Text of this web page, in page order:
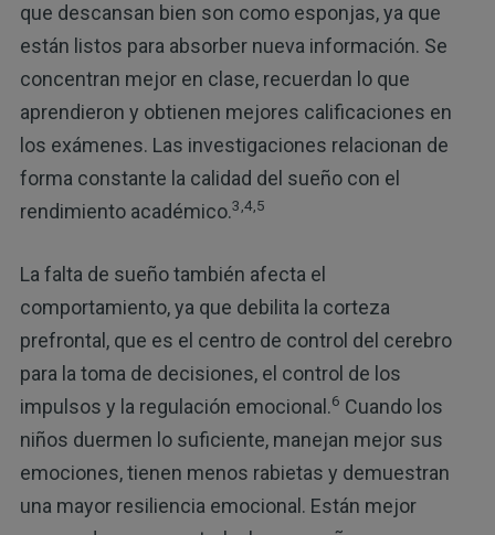
que descansan bien son como esponjas, ya que
están listos para absorber nueva información. Se
concentran mejor en clase, recuerdan lo que
aprendieron y obtienen mejores calificaciones en
los exámenes. Las investigaciones relacionan de
forma constante la calidad del sueño con el
rendimiento académico.3,4,5
La falta de sueño también afecta el
comportamiento, ya que debilita la corteza
prefrontal, que es el centro de control del cerebro
para la toma de decisiones, el control de los
impulsos y la regulación emocional.6 Cuando los
niños duermen lo suficiente, manejan mejor sus
emociones, tienen menos rabietas y demuestran
una mayor resiliencia emocional. Están mejor